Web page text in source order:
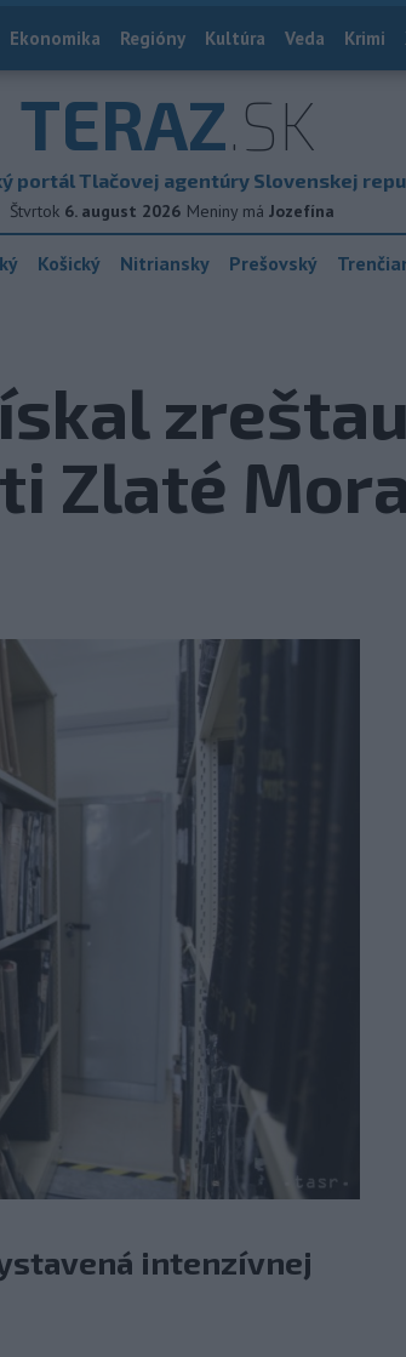
Ekonomika Regióny Kultúra Veda Krimi
TERAZ.SK
portál Tlačovej agentúry Slovenskej
Štvrtok 6. august 2026 Meniny má Jozefína
Košický Nitriansky Prešovský
Zlaté
intenzívnej